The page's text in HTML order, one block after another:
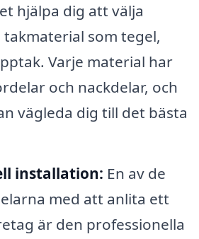
hjälpa dig att välja
takmaterial som tegel,
Varje material har
och nackdelar, och
vägleda dig till det bästa
installation: En av de
med att anlita ett
är den professionella